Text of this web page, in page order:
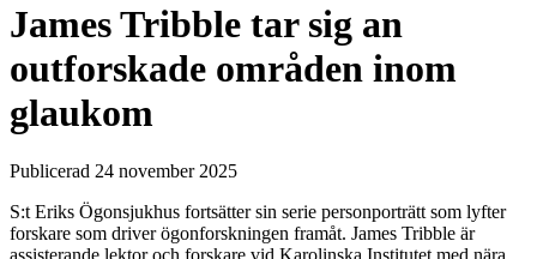
James Tribble tar sig an
outforskade områden inom
glaukom
Publicerad 24 november 2025
S:t Eriks Ögonsjukhus fortsätter sin serie personporträtt som lyfter
forskare som driver ögonforskningen framåt. James Tribble är
assisterande lektor och forskare vid Karolinska Institutet med nära